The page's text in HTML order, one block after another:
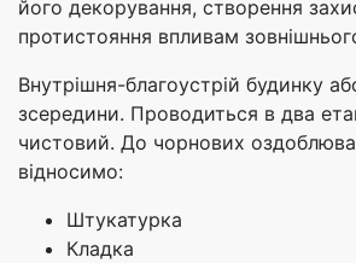
його декорування, створення
протистояння впливам
Внутрішня-благоустрій будинку
зсередини. Проводиться в два
чистовий. До чорнових
відносимо:
Штукатурка
Кладка